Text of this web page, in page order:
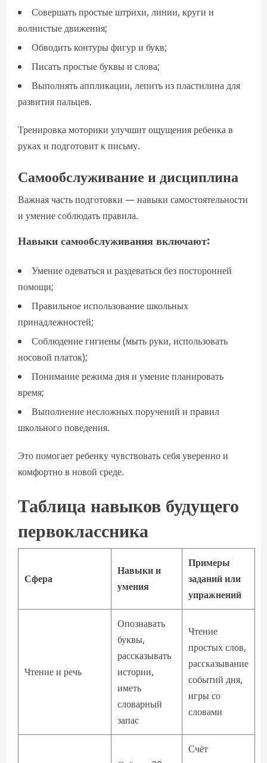
Совершать простые штрихи, линии, круги и
волнистые движения;
Обводить контуры фигур и букв;
Писать простые буквы и слова;
Выполнять аппликации, лепить из пластилина для
развития пальцев.
Тренировка моторики улучшит ощущения ребенка в
руках и подготовит к письму.
Самообслуживание и дисциплина
Важная часть подготовки — навыки самостоятельности
и умение соблюдать правила.
Навыки самообслуживания включают:
Умение одеваться и раздеваться без посторонней
помощи;
Правильное использование школьных
принадлежностей;
Соблюдение гигиены (мыть руки, использовать
носовой платок);
Понимание режима дня и умение планировать
время;
Выполнение несложных поручений и правил
школьного поведения.
Это помогает ребенку чувствовать себя уверенно и
комфортно в новой среде.
Таблица навыков будущего
первоклассника
Сфера
Навыки и
умения
Примеры
заданий или
упражнений
Чтение и речь
Опознавать
буквы,
рассказывать
истории,
иметь
словарный
запас
Чтение
простых слов,
рассказывание
событий дня,
игры со
словами
Счёт